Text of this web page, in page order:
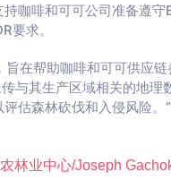
咖啡和可可公司准备遵守
要求。
在帮助咖啡和可可供应
与其生产区域相关的地理
估森林砍伐和入侵风险。”
林业中心/Joseph